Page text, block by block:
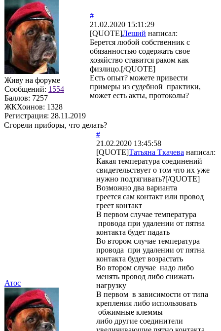
Живу на форуме
Сообщений: 1554
Баллов: 7257
ЖКХоинов: 1328
Регистрация: 28.11.2019
#
21.02.2020 15:11:29
[QUOTE]Леший написал:
Берется любой собственник с
обязанностью содержать свое
хозяйство ставится раком как
физлицо.[/QUOTE]
Есть опыт? можете привести
примеры из судебной практики,
может есть акты, протоколы?
Сгорели приборы, что делать?
Атос
#
21.02.2020 13:45:58
[QUOTE]Татьяна Ткачева написал:
Какая температура соединений
свидетельствует о том что их уже
нужно подтягивать?[/QUOTE]
Возможно два варианта
греется сам контакт или провод
греет контакт
В первом случае температура
провода при удалении от пятна
контакта будет падать
Во втором случае температура
провода при удалении от пятна
контакта будет возрастать
Во втором случае надо либо
менять провод либо снижать
нагрузку
В первом в зависимости от типа
крепления либо использовать
обжимные клеммы
либо другие соединители